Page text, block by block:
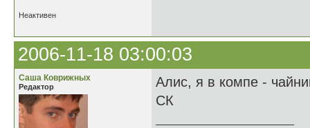
Неактивен
2006-11-18 03:00:03
Саша Коврижных
Редактор
Алис, я в компе -
СК